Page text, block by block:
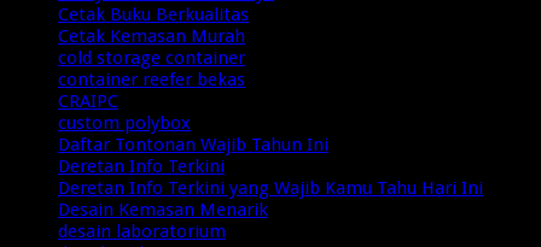
Cetak Buku Berkualitas
Cetak Kemasan Murah
cold storage container
container reefer bekas
CRAIPC
custom polybox
Daftar Tontonan Wajib Tahun Ini
Deretan Info Terkini
Deretan Info Terkini yang Wajib Kamu Tahu Hari Ini
Desain Kemasan Menarik
desain laboratorium